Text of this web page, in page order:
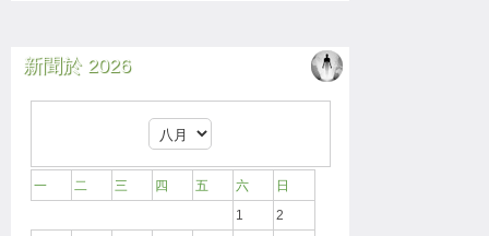
新聞於 2026
一 二 三 四 五 六
日
1
2